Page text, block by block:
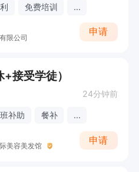
免费培训 ...
限公司
申请
接受学徒）
24分钟前
补助 餐补 ...
美容美发馆
申请